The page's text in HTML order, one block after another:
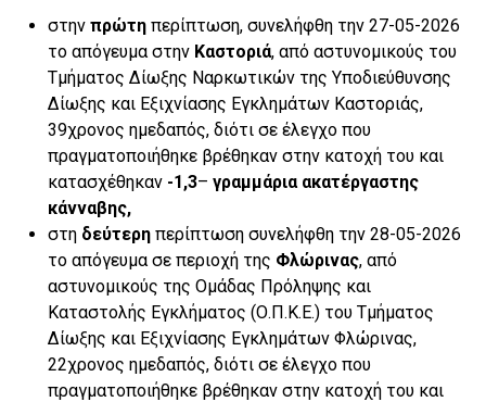
στην πρώτη περίπτωση, συνελήφθη την 27-05-2026
το απόγευμα στην Καστοριά, από αστυνομικούς του
Τμήματος Δίωξης Ναρκωτικών της Υποδιεύθυνσης
Δίωξης και Εξιχνίασης Εγκλημάτων Καστοριάς,
39χρονος ημεδαπός, διότι σε έλεγχο που
πραγματοποιήθηκε βρέθηκαν στην κατοχή του και
κατασχέθηκαν -1,3– γραμμάρια ακατέργαστης
κάνναβης,
στη δεύτερη περίπτωση συνελήφθη την 28-05-2026
το απόγευμα σε περιοχή της Φλώρινας, από
αστυνομικούς της Ομάδας Πρόληψης και
Καταστολής Εγκλήματος (Ο.Π.Κ.Ε.) του Τμήματος
Δίωξης και Εξιχνίασης Εγκλημάτων Φλώρινας,
22χρονος ημεδαπός, διότι σε έλεγχο που
πραγματοποιήθηκε βρέθηκαν στην κατοχή του και